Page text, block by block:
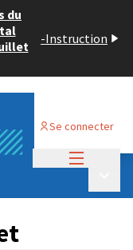
du
-Instruction
Se connecter